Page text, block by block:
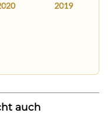
2019
auch